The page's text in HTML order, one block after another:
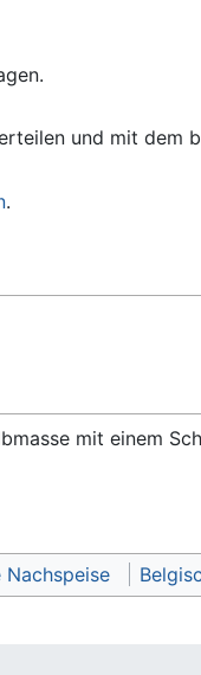
und mit dem
.
mit einem
Nachspeise